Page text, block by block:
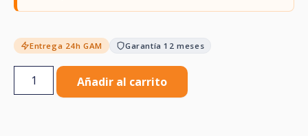
Entrega 24h GAM Garantía 12 meses
Añadir al carrito